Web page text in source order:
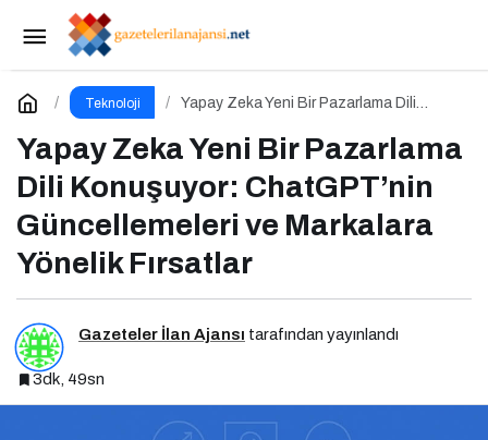
Teknoloji
Yapay Zeka Yeni Bir Pazarlama Dili
Güncellemeleri ve Markalara Yönelik
Fırsatlar
Yapay Zeka Yeni Bir Pazarlama
Dili Konuşuyor: ChatGPT’nin
Güncellemeleri ve Markalara
Yönelik Fırsatlar
Gazeteler İlan Ajansı tarafından yayınlandı
3dk, 49sn
9 Günlük Bayram Tatili İçin Kaçırılmaması
Gereken 8 Oyun
Yorum Yap